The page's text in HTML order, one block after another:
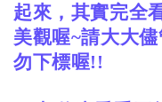
起來，其實完全
美觀喔~請大大
勿下標喔!!